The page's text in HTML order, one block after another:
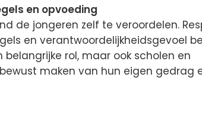
en opvoeding
de jongeren zelf te veroordelen.
en verantwoordelijkheidsgevoel
belangrijke rol, maar ook scholen en
maken van hun eigen gedrag